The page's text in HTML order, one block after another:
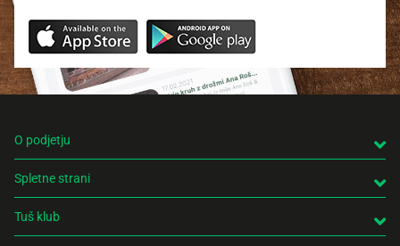
O podjetju
Spletne strani
Tuš klub